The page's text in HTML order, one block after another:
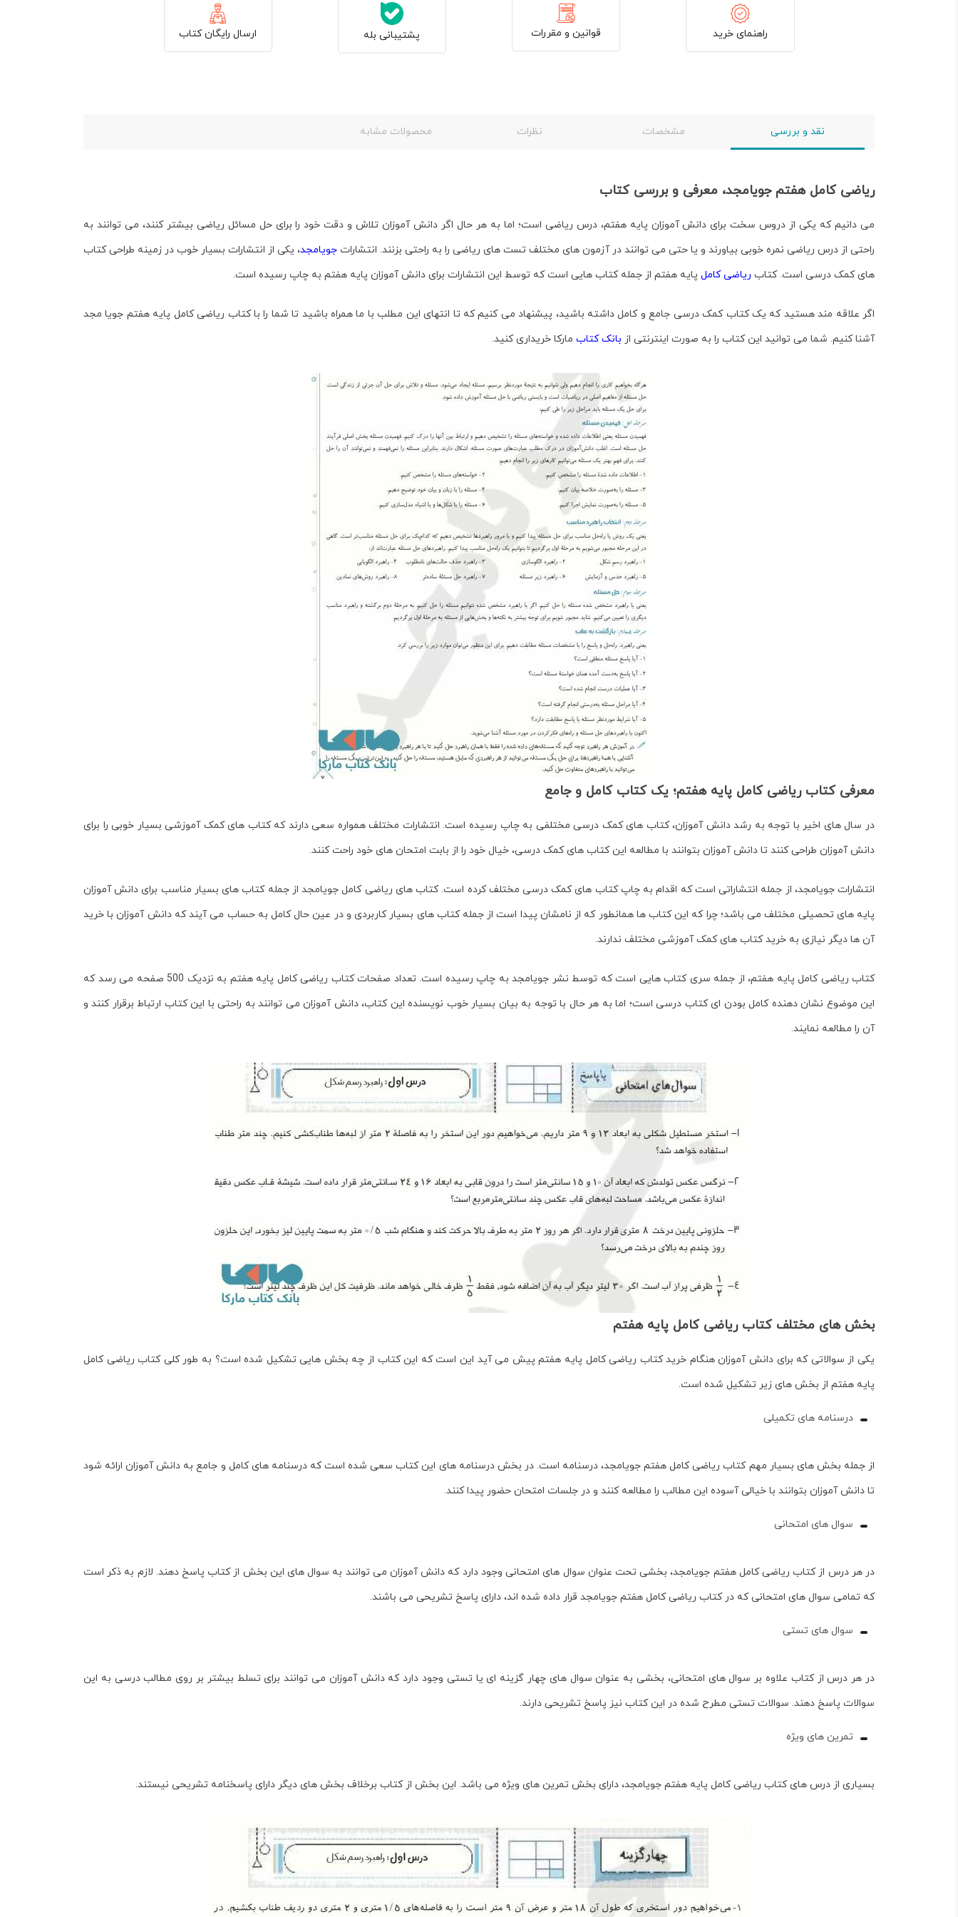
راهنمای خرید قوانین و مقررات پشتیبانی بله ارسال رایگان کتاب
نقد و بررسی مشخصات نظرات محصولات مشابه
ریاضی کامل هفتم جویامجد، معرفی و بررسی کتاب
می دانیم که یکی از دروس سخت برای دانش آموزان پایه هفتم، درس ریاضی است؛ اما به هر حال اگر دانش آموزان تلاش و دقت خود را برای حل مسائل ریاضی بیشتر کنند، می توانند به
راحتی از درس ریاضی نمره خوبی بیاورند و یا حتی می توانند در آزمون های مختلف تست های ریاضی را به راحتی بزنند. انتشارات جویامجد، یکی از انتشارات بسیار خوب در زمینه طراحی کتاب
های کمک درسی است. کتاب ریاضی کامل پایه هفتم از جمله کتاب هایی است که توسط این انتشارات برای دانش آموزان پایه هفتم به چاپ رسیده است.
اگر علاقه مند هستید که یک کتاب کمک درسی جامع و کامل داشته باشید، پیشنهاد می کنیم که تا انتهای این مطلب با ما همراه باشید تا شما را با کتاب ریاضی کامل پایه هفتم جویا مجد
آشنا کنیم. شما می توانید این کتاب را به صورت اینترنتی از بانک کتاب مارکا خریداری کنید.
معرفی کتاب ریاضی کامل پایه هفتم؛ یک کتاب کامل و جامع
در سال های اخیر با توجه به رشد دانش آموزان، کتاب های کمک درسی مختلفی به چاپ رسیده است. انتشارات مختلف همواره سعی دارند که کتاب های کمک آموزشی بسیار خوبی را برای
دانش آموزان طراحی کنند تا دانش آموزان بتوانند با مطالعه این کتاب های کمک درسی، خیال خود را از بابت امتحان های خود راحت کنند.
انتشارات جویامجد، از جمله انتشاراتی است که اقدام به چاپ کتاب های کمک درسی مختلف کرده است. کتاب های ریاضی کامل جویامجد از جمله کتاب های بسیار مناسب برای دانش آموزان
پایه های تحصیلی مختلف می باشد؛ چرا که این کتاب ها همانطور که از نامشان پیدا است از جمله کتاب های بسیار کاربردی و در عین حال کامل به حساب می آیند که دانش آموزان با خرید
آن ها دیگر نیازی به خرید کتاب های کمک آموزشی مختلف ندارند.
کتاب ریاضی کامل پایه هفتم، از جمله سری کتاب هایی است که توسط نشر جویامجد به چاپ رسیده است. تعداد صفحات کتاب ریاضی کامل پایه هفتم
به نزدیک 500 صفحه می رسد که
این موضوع نشان دهنده کامل بودن ای کتاب درسی است؛ اما به هر حال با توجه به بیان بسیار خوب نویسنده این کتاب، دانش آموزان می توانند به راحتی با این کتاب ارتباط برقرار کنند و
آن را مطالعه نمایند.
بخش های مختلف کتاب ریاضی کامل پایه هفتم
یکی از سوالاتی که برای دانش آموزان هنگام خرید کتاب ریاضی کامل پایه هفتمپیش می آید این است که این کتاب از چه بخش هایی تشکیل شده است؟ به طور کلی کتاب ریاضی کامل
پایه هفتم از بخش های زیر تشکیل شده است.
درسنامه های تکمیلی
از جمله بخش های بسیار مهم کتاب ریاضی کامل هفتم جویامجد، درسنامه است. در بخش درسنامه های این کتاب سعی شده است که درسنامه های کامل و جامع به دانش آموزان ارائه شود
تا دانش آموزان بتوانند با خیالی آسوده این مطالب را مطالعه کنند و در جلسات امتحان حضور پیدا کنند.
سوال های امتحانی
در هر درس از کتاب ریاضی کامل هفتم جویامجد، بخشی تحت عنوان سوال های امتحانی وجود دارد که دانش آموزان می توانند به سوال های این بخش از کتاب پاسخ دهند. لازم به ذکر است
که تمامی سوال های امتحانی که در کتاب ریاضی کامل هفتم جویامجد قرار داده شده اند، دارای پاسخ تشریحی می باشند.
سوال های تستی
در هر درس از کتاب علاوه بر سوال های امتحانی، بخشی به عنوان سوال های چهار گزینه ای یا تستی وجود دارد که دانش آموزان می توانند برای تسلط بیشتر بر روی مطالب درسی به این
سوالات پاسخ دهند. سوالات تستی مطرح شده در این کتاب نیز پاسخ تشریحی دارند.
تمرین های ویژه
بسیاری از درس های کتاب ریاضی کامل پایه هفتم جویامجد، دارای بخش تمرین های ویژه می باشد. این بخش از کتاب برخلاف بخش های دیگر دارای پاسخنامه تشریحی نیستند.